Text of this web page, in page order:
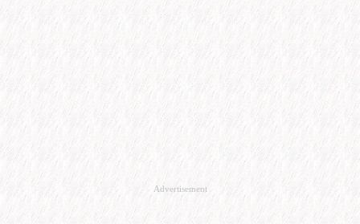
Advertisement